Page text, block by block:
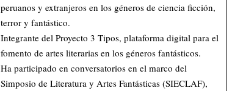
peruanos y extranjeros en los géneros de ciencia ficción,
terror y fantástico.
Integrante del Proyecto 3 Tipos, plataforma digital para el
fomento de artes literarias en los géneros fantásticos.
Ha participado en conversatorios en el marco del
Simposio de Literatura y Artes Fantásticas (SIECLAF),